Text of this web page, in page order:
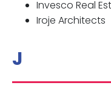
Invesco Real
Iroje Architects
J